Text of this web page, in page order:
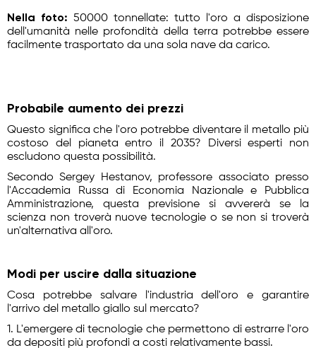
Nella foto: 50000 tonnellate: tutto l'oro a disposizione
dell'umanità nelle profondità della terra potrebbe essere
facilmente trasportato da una sola nave da carico.
Probabile aumento dei prezzi
Questo significa che l'oro potrebbe diventare il metallo più
costoso del pianeta entro il 2035? Diversi esperti non
escludono questa possibilità.
Secondo Sergey Hestanov, professore associato presso
l'Accademia Russa di Economia Nazionale e Pubblica
Amministrazione, questa previsione si avvererà se la
scienza non troverà nuove tecnologie o se non si troverà
un'alternativa all'oro.
Modi per uscire dalla situazione
Cosa potrebbe salvare l'industria dell'oro e garantire
l'arrivo del metallo giallo sul mercato?
1. L'emergere di tecnologie che permettono di estrarre l'oro
da depositi più profondi a costi relativamente bassi.